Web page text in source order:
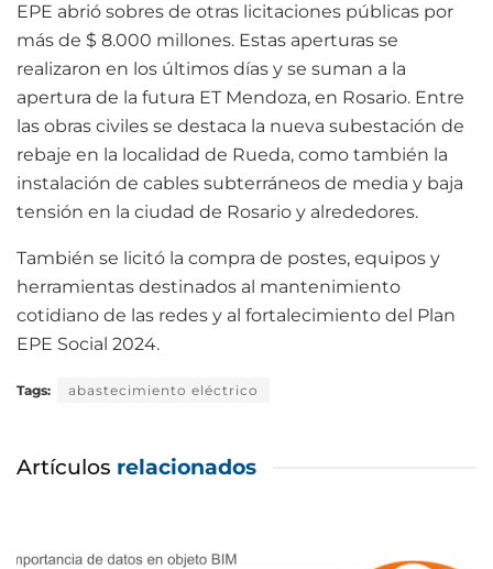
EPE abrió sobres de otras licitaciones públicas por
más de $ 8.000 millones. Estas aperturas se
realizaron en los últimos días y se suman a la
apertura de la futura ET Mendoza, en Rosario. Entre
las obras civiles se destaca la nueva subestación de
rebaje en la localidad de Rueda, como también la
instalación de cables subterráneos de media y baja
tensión en la ciudad de Rosario y alrededores.
También se licitó la compra de postes, equipos y
herramientas destinados al mantenimiento
cotidiano de las redes y al fortalecimiento del Plan
EPE Social 2024.
Tags: abastecimiento eléctrico
Artículos relacionados